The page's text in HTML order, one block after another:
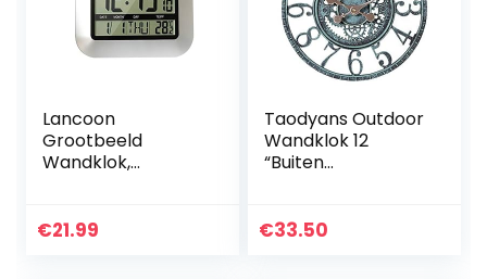
Lancoon
Grootbeeld
Wandklok,
kamertemperatuu
€21.99
Taodyans Outdoor
Wandklok 12
“Buiten
Batterij Operated
€33.50